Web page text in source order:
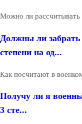
Можно ли рассчитывать
Должны ли
степени на од...
Как посчитают в
Получу ли я
3 сте...